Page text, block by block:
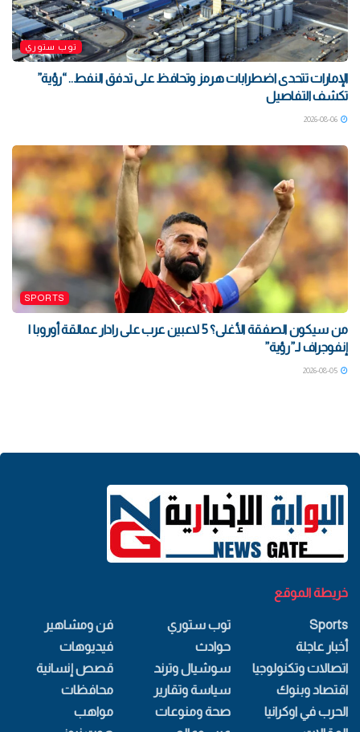
توب ستوري
الإمارات تتحدى اضطرابات هرمز وتحافظ على تدفق النفط.. “رؤية”
تكشف التفاصيل
SPORTS
من سيكون الصفقة الأغلى؟ 5 لاعبين عرب على رادار عمالقة أوروبا |
إنفوجراف لـ”رؤية”
خريطة الموقع
Sports
أخبار عاجلة
اتصالات وتكنولوجيا
اقتصاد وبنوك
الحرب في اوكرانيا
توب ستوري
حوادث
سوشيال وترند
سياسة وتقارير
صحة ومنوعات
فن ومشاهير
فيديوهات
قصص إنسانية
محافظات
مواهب